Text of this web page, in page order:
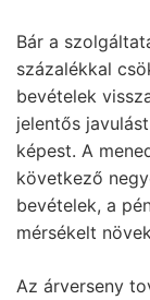
Bár a
százalékkal
bevételek
jelentős
képest. A
következő
bevételek, a
mérsékelt
Az árverseny